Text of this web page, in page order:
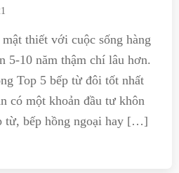
thiết với cuộc sống hàng
5-10 năm thậm chí lâu hơn.
Top 5 bếp từ đôi tốt nhất
có một khoản đầu tư khôn
từ, bếp hồng ngoại hay […]